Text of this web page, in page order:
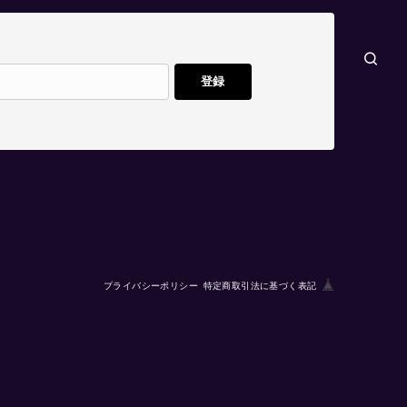
登録
プライバシーポリシー 特定商取引法に基づく表記